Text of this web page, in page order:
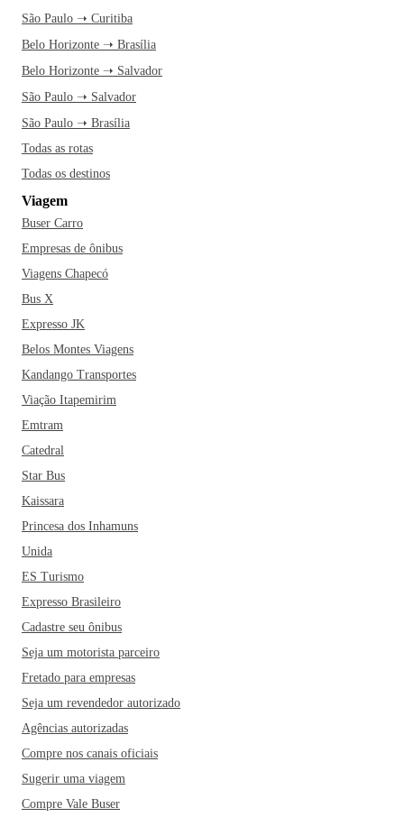
São Paulo ➝ Curitiba
Belo Horizonte ➝ Brasília
Belo Horizonte ➝ Salvador
São Paulo ➝ Salvador
São Paulo ➝ Brasília
Todas as rotas
Todas os destinos
Viagem
Buser Carro
Empresas de ônibus
Viagens Chapecó
Bus X
Expresso JK
Belos Montes Viagens
Kandango Transportes
Viação Itapemirim
Emtram
Catedral
Star Bus
Kaissara
Princesa dos Inhamuns
Unida
ES Turismo
Expresso Brasileiro
Cadastre seu ônibus
Seja um motorista parceiro
Fretado para empresas
Seja um revendedor autorizado
Agências autorizadas
Compre nos canais oficiais
Sugerir uma viagem
Compre Vale Buser